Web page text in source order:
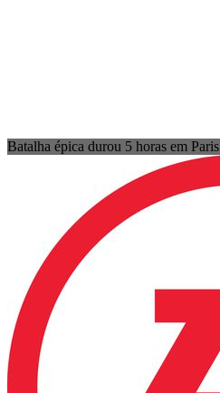
Batalha épica durou 5 horas em Paris